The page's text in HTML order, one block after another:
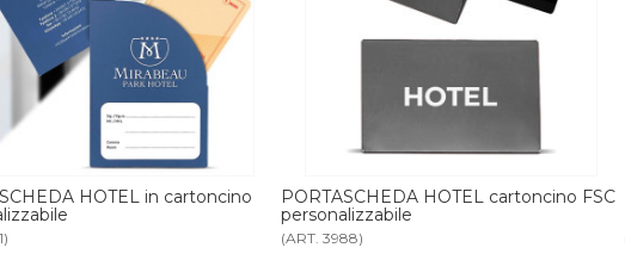
HOTEL cartoncino FSC
PORTASCHEDA in pelle personalizzabile
(ART. 3027)